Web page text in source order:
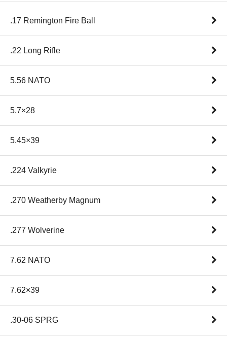
.17 Remington Fire Ball
.22 Long Rifle
5.56 NATO
5.7×28
5.45×39
.224 Valkyrie
.270 Weatherby Magnum
.277 Wolverine
7.62 NATO
7.62×39
.30-06 SPRG